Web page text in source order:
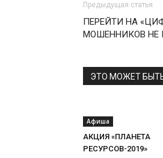
Предыдущая статья
ПЕРЕЙТИ НА
МОШЕННИКОВ НЕ
ЭТО МОЖЕТ
Афиша
АКЦИЯ «ПЛАНЕТА
РЕСУРСОВ-2019»